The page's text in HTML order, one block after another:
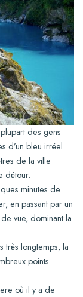
des gens
d’un bleu irréel.
de la ville
détour.
minutes de
en passant par un
vue, dominant la
très longtemps, la
points
où il y a de